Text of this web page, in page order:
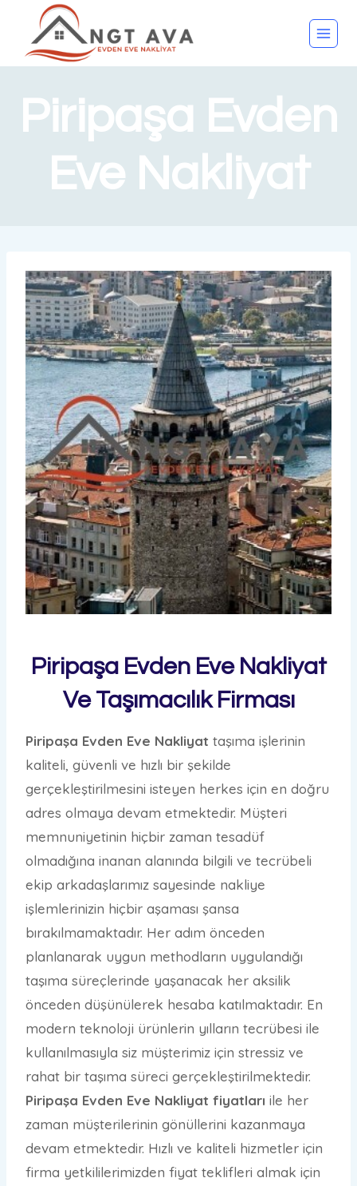
Piripaşa Evden
Eve Nakliyat
Piripaşa Evden Eve Nakliyat
Ve Taşımacılık Firması
Piripaşa Evden Eve Nakliyat taşıma işlerinin
kaliteli, güvenli ve hızlı bir şekilde
gerçekleştirilmesini isteyen herkes için en doğru
adres olmaya devam etmektedir. Müşteri
memnuniyetinin hiçbir zaman tesadüf
olmadığına inanan alanında bilgili ve tecrübeli
ekip arkadaşlarımız sayesinde nakliye
işlemlerinizin hiçbir aşaması şansa
bırakılmamaktadır. Her adım önceden
planlanarak uygun methodların uygulandığı
taşıma süreçlerinde yaşanacak her aksilik
önceden düşünülerek hesaba katılmaktadır. En
modern teknoloji ürünlerin yılların tecrübesi ile
kullanılmasıyla siz müşterimiz için stressiz ve
rahat bir taşıma süreci gerçekleştirilmektedir.
Piripaşa Evden Eve Nakliyat fiyatları ile her
zaman müşterilerinin gönüllerini kazanmaya
devam etmektedir. Hızlı ve kaliteli hizmetler için
firma yetkililerimizden fiyat teklifleri almak için